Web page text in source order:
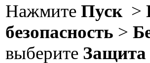
Нажмите Пуск >
безопасность >
выберите Защита